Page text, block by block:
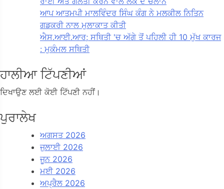
ਆਪ ਆਤਮਪੀ ਮਾਲਵਿੰਦਰ ਸਿੰਘ ਕੰਗ ਨੇ ਮਲਕੀਲ ਨਿਤਿਨ
ਗਡਕਰੀ ਨਾਲ ਮੁਲਾਕਾਤ ਕੀਤੀ
ਐਸ.ਆਈ.ਆਰ; ਸਥਿਤੀ 'ਚ ਅੱਗੇ ਤੋਂ ਪਹਿਲੀ ਹੀ 10 ਮੁੱਖ ਕਾਰਜ
: ਮੁਕੰਮਲ ਸਥਿਤੀ
ਹਾਲੀਆ ਟਿੱਪਣੀਆਂ
ਦਿਖਾਉਣ ਲਈ ਕੋਈ ਟਿੱਪਣੀ ਨਹੀਂ।
ਪੁਰਾਲੇਖ
ਅਗਸਤ 2026
ਜੁਲਾਈ 2026
ਜੂਨ 2026
ਮਈ 2026
ਅਪ੍ਰੈਲ 2026